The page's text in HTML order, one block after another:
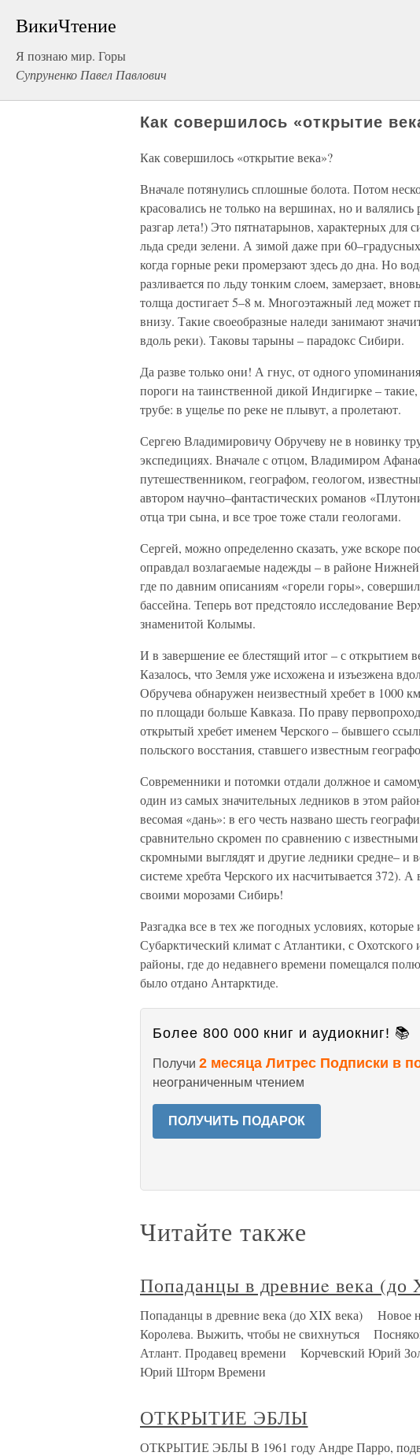
ВикиЧтение
Я познаю мир. Горы
Супруненко Павел Павлович
Как совершилось «открытие
Как совершилось «открытие века»?
Вначале потянулись сплошные болота. Потом
красовались не только на вершинах, но и
разгар лета!) Это пятнатарынов, характерных для
льда среди зелени. А зимой даже при
когда горные реки промерзают здесь до дна. Но
разливается по льду тонким слоем, замерзает,
толща достигает 5–8 м. Многоэтажный лед может
внизу. Такие своеобразные наледи занимают
вдоль реки). Таковы тарыны – парадокс Сибири.
Да разве только они! А гнус, от одного
пороги на таинственной дикой Индигирке –
трубе: в ущелье по реке не плывут, а пролетают.
Сергею Владимировичу Обручеву не в новинку
экспедициях. Вначале с отцом, Владимиром
путешественником, географом, геологом,
автором научно–фантастических романов
отца три сына, и все трое тоже стали геологами.
Сергей, можно определенно сказать, уже вскоре
оправдал возлагаемые надежды – в районе
где по давним описаниям «горели горы»,
бассейна. Теперь вот предстояло исследование
знаменитой Колымы.
И в завершение ее блестящий итог – с открытием
Казалось, что Земля уже исхожена и изъезжена
Обручева обнаружен неизвестный хребет в 1000
по площади больше Кавказа. По праву
открытый хребет именем Черского – бывшего
польского восстания, ставшего известным
Современники и потомки отдали должное и
один из самых значительных ледников в этом
весомая «дань»: в его честь названо шесть
сравнительно скромен по сравнению с
скромными выглядят и другие ледники средне– и
системе хребта Черского их насчитывается 372). А
своими морозами Сибирь!
Разгадка все в тех же погодных условиях,
Субарктический климат с Атлантики, с Охотского
районы, где до недавнего времени помещался
было отдано Антарктиде.
Более 800 000 книг и аудиокниг! 📚
Получи 2 месяца Литрес Подписки в
неограниченным чтением
ПОЛУЧИТЬ ПОДАРОК
Читайте также
Попаданцы в древниe века
Попаданцы в древниe века (до XIX века) Новое
Королева. Выжить, чтобы не свихнуться
Атлант. Продавец времени Корчевский Юрий
Юрий Шторм Времени
ОТКРЫТИЕ ЭБЛЫ
ОТКРЫТИЕ ЭБЛЫ В 1961 году Андре Парро,